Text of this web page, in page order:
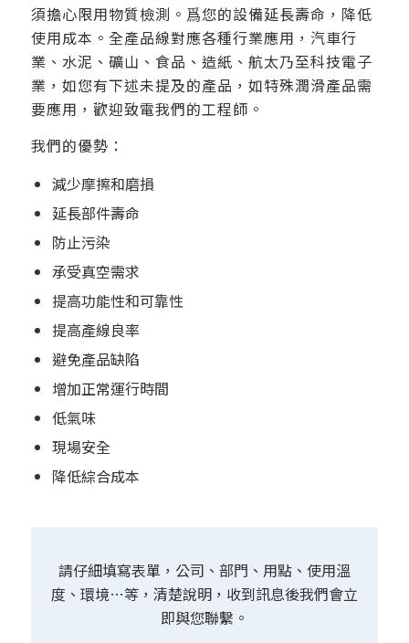
須擔心限用物質檢測。爲您的設備延長壽命，降低
使用成本。全產品線對應各種行業應用，汽車行
業、水泥、礦山、食品、造紙、航太乃至科技電子
業，如您有下述未提及的產品，如特殊潤滑產品需
要應用，歡迎致電我們的工程師。
我們的優勢：
減少摩擦和磨損
延長部件壽命
防止污染
承受真空需求
提高功能性和可靠性
提高產線良率
避免產品缺陷
增加正常運行時間
低氣味
現場安全
降低綜合成本
請仔細填寫表單，公司、部門、用點、使用溫
度、環境…等，清楚說明，收到訊息後我們會立
即與您聯繫。